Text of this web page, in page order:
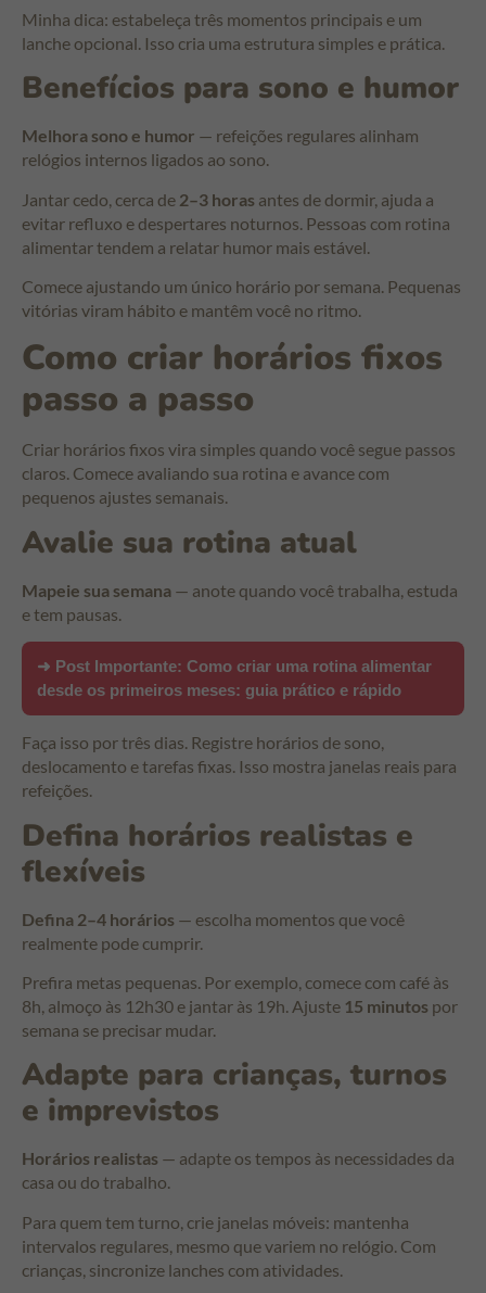
Minha dica: estabeleça três momentos principais e um
lanche opcional. Isso cria uma estrutura simples e prática.
Benefícios para sono e humor
Melhora sono e humor — refeições regulares alinham
relógios internos ligados ao sono.
Jantar cedo, cerca de 2–3 horas antes de dormir, ajuda a
evitar refluxo e despertares noturnos. Pessoas com rotina
alimentar tendem a relatar humor mais estável.
Comece ajustando um único horário por semana. Pequenas
vitórias viram hábito e mantêm você no ritmo.
Como criar horários fixos
passo a passo
Criar horários fixos vira simples quando você segue passos
claros. Comece avaliando sua rotina e avance com
pequenos ajustes semanais.
Avalie sua rotina atual
Mapeie sua semana — anote quando você trabalha, estuda
e tem pausas.
➜ Post Importante: Como criar uma rotina alimentar
desde os primeiros meses: guia prático e rápido
Faça isso por três dias. Registre horários de sono,
deslocamento e tarefas fixas. Isso mostra janelas reais para
refeições.
Defina horários realistas e
flexíveis
Defina 2–4 horários — escolha momentos que você
realmente pode cumprir.
Prefira metas pequenas. Por exemplo, comece com café às
8h, almoço às 12h30 e jantar às 19h. Ajuste 15 minutos por
semana se precisar mudar.
Adapte para crianças, turnos
e imprevistos
Horários realistas — adapte os tempos às necessidades da
casa ou do trabalho.
Para quem tem turno, crie janelas móveis: mantenha
intervalos regulares, mesmo que variem no relógio. Com
crianças, sincronize lanches com atividades.